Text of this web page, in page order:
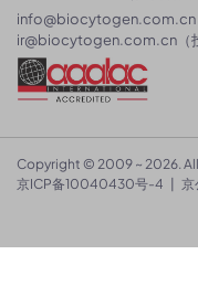
info@biocytogen.com.cn
ir@biocytogen.com.cn
Copyright © 2009 ~ 2026.
京ICP备10040430号-4
京